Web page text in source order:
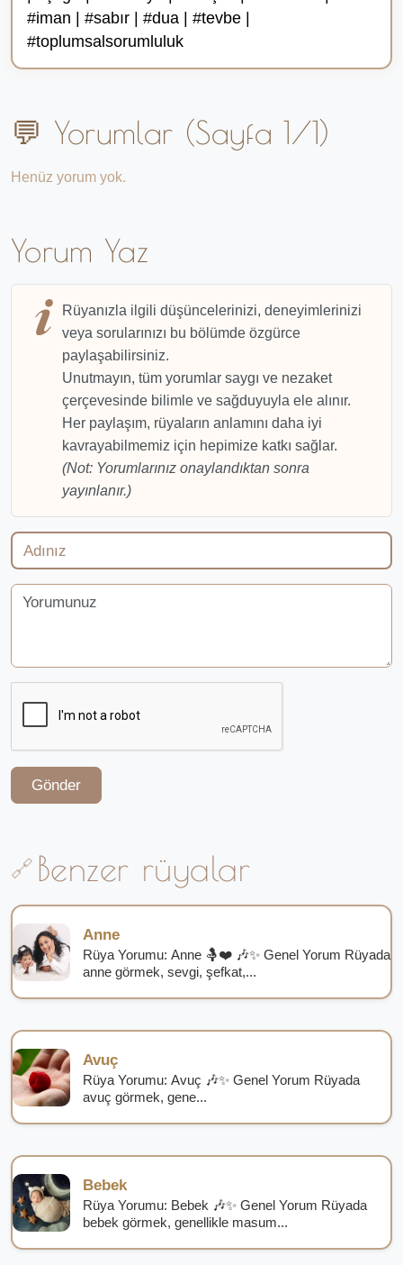
#iman | #sabır | #dua | #tevbe |
#toplumsalsorumluluk
💬 Yorumlar (Sayfa 1/1)
Henüz yorum yok.
Yorum Yaz
Rüyanızla ilgili düşüncelerinizi, deneyimlerinizi
veya sorularınızı bu bölümde özgürce
paylaşabilirsiniz.
Unutmayın, tüm yorumlar saygı ve nezaket
çerçevesinde bilimle ve sağduyuyla ele alınır.
Her paylaşım, rüyaların anlamını daha iyi
kavrayabilmemiz için hepimize katkı sağlar.
(Not: Yorumlarınız onaylandıktan sonra
yayınlanır.)
Gönder
Benzer rüyalar
Anne
Rüya Yorumu: Anne 🤱❤️ 🎶✨ Genel Yorum Rüyada
anne görmek, sevgi, şefkat,...
Avuç
Rüya Yorumu: Avuç 🎶✨ Genel Yorum Rüyada
avuç görmek, gene...
Bebek
Rüya Yorumu: Bebek 🎶✨ Genel Yorum Rüyada
bebek görmek, genellikle masum...